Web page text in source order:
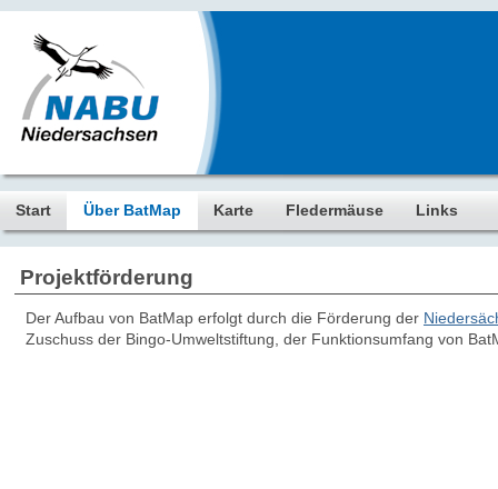
Start Über BatMap Karte Fledermäuse Links
Projektförderung
Der Aufbau von BatMap erfolgt durch die Förderung der
Zuschuss der Bingo-Umweltstiftung, der Funktionsumfang von